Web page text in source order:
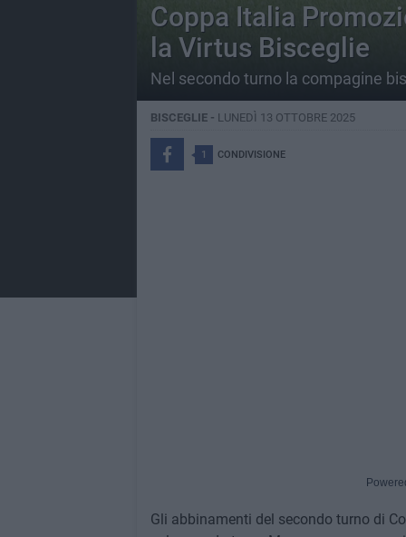
Coppa Italia
la Virtus Bisceglie
Nel secondo turno la compagine
BISCEGLIE - LUNEDÌ 13 OTTOBRE 2025
1 CONDIVISIONE
Gli abbinamenti del secondo turno di